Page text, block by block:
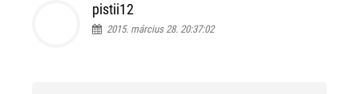
pistii12
2015. március 28. 20:37:02